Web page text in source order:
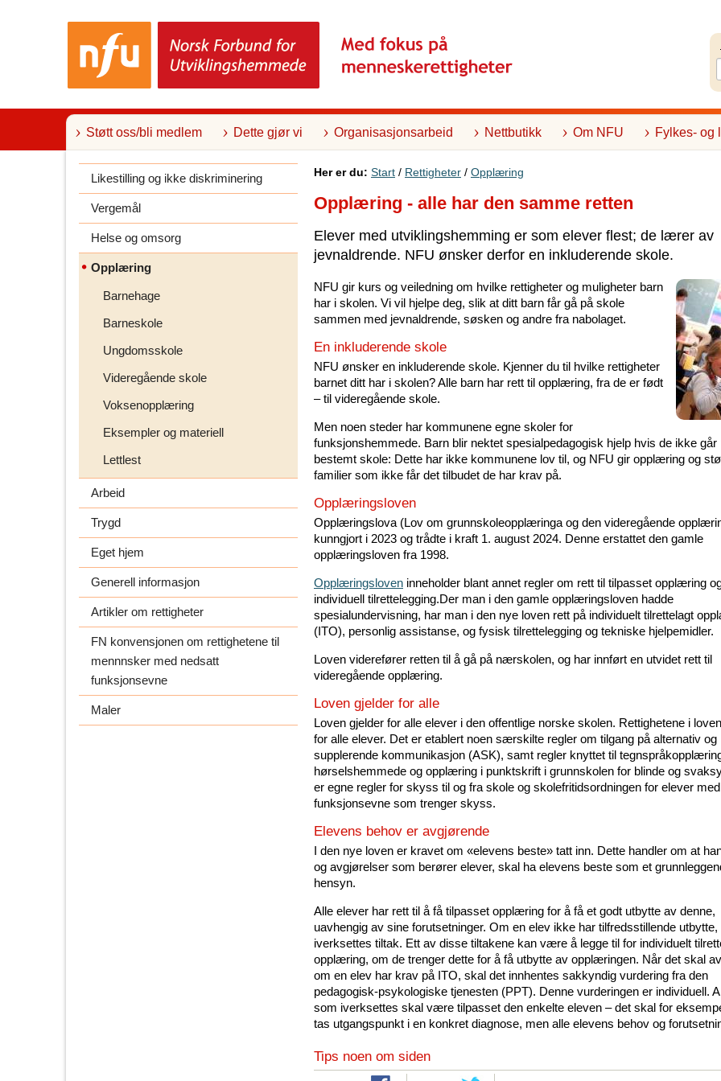
o
Støtt oss/bli medlem Dette gjør vi Organisasjonsarbeid Nettbutikk Om NFU Fylkes- og
Likestilling og ikke diskriminering
Vergemål
Helse og omsorg
Opplæring
Barnehage
Barneskole
Ungdomsskole
Videregående skole
Voksenopplæring
Eksempler og materiell
Lettlest
Arbeid
Trygd
Eget hjem
Generell informasjon
Artikler om rettigheter
FN konvensjonen om rettighetene til
mennnsker med nedsatt
funksjonsevne
Maler
Her er du: Start / Rettigheter / Opplæring
Opplæring - alle har den samme retten
Elever med utviklingshemming er som elever flest; de lærer av
jevnaldrende. NFU ønsker derfor en inkluderende skole.
NFU gir kurs og veiledning om hvilke rettigheter og muligheter barn
har i skolen. Vi vil hjelpe deg, slik at ditt barn får gå på skole
sammen med jevnaldrende, søsken og andre fra nabolaget.
En inkluderende skole
NFU ønsker en inkluderende skole. Kjenner du til hvilke rettigheter
barnet ditt har i skolen? Alle barn har rett til opplæring, fra de er født
– til videregående skole.
Men noen steder har kommunene egne skoler for
funksjonshemmede. Barn blir nektet spesialpedagogisk hjelp hvis de ikke går
bestemt skole: Dette har ikke kommunene lov til, og NFU gir opplæring og
familier som ikke får det tilbudet de har krav på.
Opplæringsloven
Opplæringslova (Lov om grunnskoleopplæringa og den videregående
kunngjort i 2023 og trådte i kraft 1. august 2024. Denne erstattet den gamle
opplæringsloven fra 1998.
Opplæringsloven inneholder blant annet regler om rett til tilpasset opplæring
individuell tilrettelegging.Der man i den gamle opplæringsloven hadde
spesialundervisning, har man i den nye loven rett på individuelt tilrettelagt
(ITO), personlig assistanse, og fysisk tilrettelegging og tekniske hjelpemidler.
Loven viderefører retten til å gå på nærskolen, og har innført en utvidet rett til
videregående opplæring.
Loven gjelder for alle
Loven gjelder for alle elever i den offentlige norske skolen. Rettighetene i
for alle elever. Det er etablert noen særskilte regler om tilgang på alternativ og
supplerende kommunikasjon (ASK), samt regler knyttet til
hørselshemmede og opplæring i punktskrift i grunnskolen for blinde og
er egne regler for skyss til og fra skole og skolefritidsordningen for elever
funksjonsevne som trenger skyss.
Elevens behov er avgjørende
I den nye loven er kravet om «elevens beste» tatt inn. Dette handler om at
og avgjørelser som berører elever, skal ha elevens beste som et
hensyn.
Alle elever har rett til å få tilpasset opplæring for å få et godt utbytte av denne,
uavhengig av sine forutsetninger. Om en elev ikke har tilfredsstillende utbytte,
iverksettes tiltak. Ett av disse tiltakene kan være å legge til for individuelt
opplæring, om de trenger dette for å få utbytte av opplæringen. Når det skal
om en elev har krav på ITO, skal det innhentes sakkyndig vurdering fra den
pedagogisk-psykologiske tjenesten (PPT). Denne vurderingen er individuell.
som iverksettes skal være tilpasset den enkelte eleven – det skal for
tas utgangspunkt i en konkret diagnose, men alle elevens behov og
Tips noen om siden